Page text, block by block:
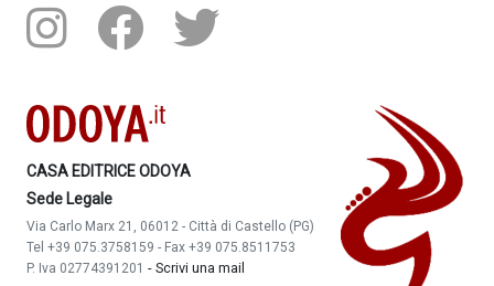
CASA EDITRICE ODOYA
Sede Legale
Via Carlo Marx 21, 06012 - Città di Castello (PG)
Tel +39 075.3758159 - Fax +39 075.8511753
P. Iva 02774391201 - Scrivi una mail